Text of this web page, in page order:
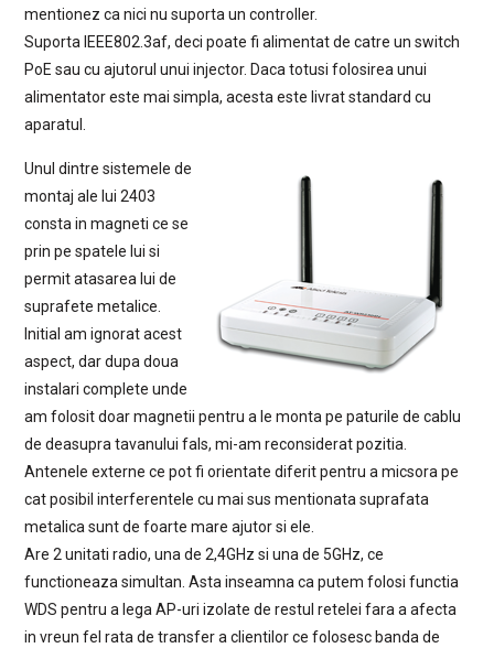
mentionez ca nici nu suporta un controller.
Suporta IEEE802.3af, deci poate fi alimentat de catre un switch
PoE sau cu ajutorul unui injector. Daca totusi folosirea unui
alimentator este mai simpla, acesta este livrat standard cu
aparatul.
Unul dintre sistemele de
montaj ale lui 2403
consta in magneti ce se
prin pe spatele lui si
permit atasarea lui de
suprafete metalice.
Initial am ignorat acest
aspect, dar dupa doua
instalari complete unde
am folosit doar magnetii pentru a le monta pe paturile de cablu
de deasupra tavanului fals, mi-am reconsiderat pozitia.
Antenele externe ce pot fi orientate diferit pentru a micsora pe
cat posibil interferentele cu mai sus mentionata suprafata
metalica sunt de foarte mare ajutor si ele.
Are 2 unitati radio, una de 2,4GHz si una de 5GHz, ce
functioneaza simultan. Asta inseamna ca putem folosi functia
WDS pentru a lega AP-uri izolate de restul retelei fara a afecta
in vreun fel rata de transfer a clientilor ce folosesc banda de